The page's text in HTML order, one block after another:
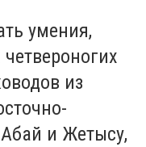
умения,
из
Абай и Жетысу,